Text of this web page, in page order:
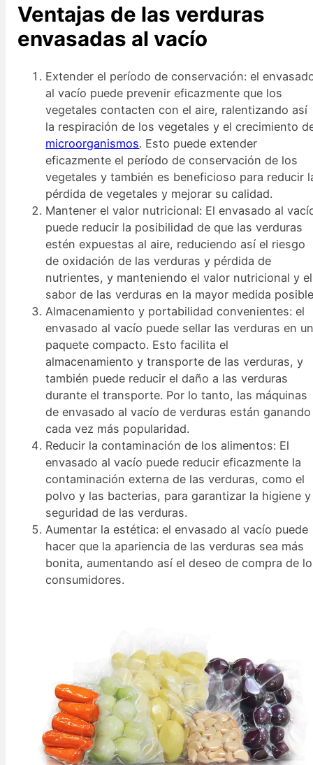
Ventajas de las verduras
envasadas al vacío
Extender el período de conservación: el
al vacío puede prevenir eficazmente que los
vegetales contacten con el aire, ralentizando así
la respiración de los vegetales y el crecimiento
microorganismos. Esto puede extender
eficazmente el período de conservación de los
vegetales y también es beneficioso para reducir
pérdida de vegetales y mejorar su calidad.
Mantener el valor nutricional: El envasado al
puede reducir la posibilidad de que las verduras
estén expuestas al aire, reduciendo así el riesgo
de oxidación de las verduras y pérdida de
nutrientes, y manteniendo el valor nutricional y el
sabor de las verduras en la mayor medida
Almacenamiento y portabilidad convenientes: el
envasado al vacío puede sellar las verduras en
paquete compacto. Esto facilita el
almacenamiento y transporte de las verduras, y
también puede reducir el daño a las verduras
durante el transporte. Por lo tanto, las máquinas
de envasado al vacío de verduras están ganando
cada vez más popularidad.
Reducir la contaminación de los alimentos: El
envasado al vacío puede reducir eficazmente la
contaminación externa de las verduras, como el
polvo y las bacterias, para garantizar la higiene y
seguridad de las verduras.
Aumentar la estética: el envasado al vacío puede
hacer que la apariencia de las verduras sea más
bonita, aumentando así el deseo de compra de
consumidores.